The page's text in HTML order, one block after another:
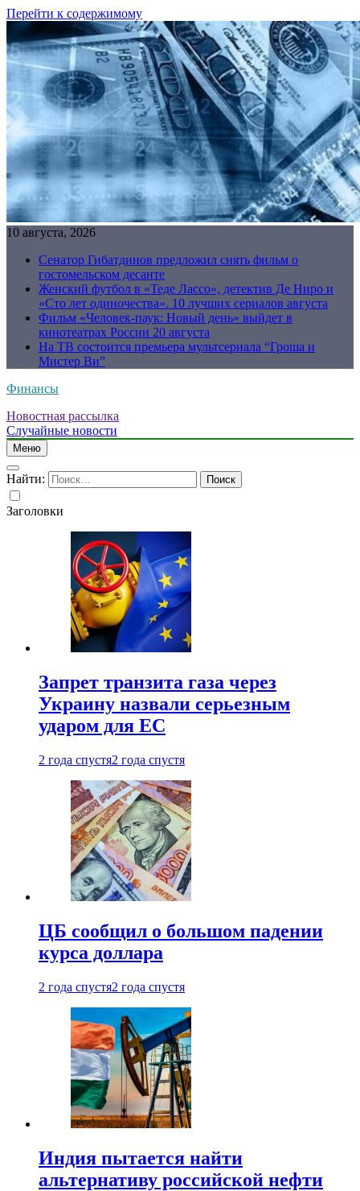
Перейти к содержимому
10 августа, 2026
Сенатор Гибатдинов предложил снять фильм о
гостомельском десанте
Женский футбол в «Теде Лассо», детектив Де Ниро и
«Сто лет одиночества». 10 лучших сериалов августа
Фильм «Человек-паук: Новый день» выйдет в
кинотеатрах России 20 августа
На ТВ состоится премьера мультсериала “Гроша и
Мистер Ви”
Финансы
Новостная рассылка
Случайные новости
Меню
Найти:
Заголовки
Запрет транзита газа через
Украину назвали серьезным
ударом для ЕС
2 года спустя2 года спустя
ЦБ сообщил о большом падении
курса доллара
2 года спустя2 года спустя
Индия пытается найти
альтернативу российской нефти